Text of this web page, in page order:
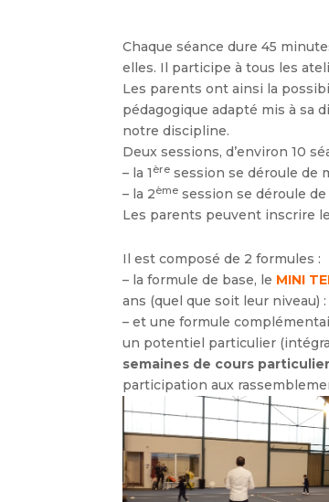
Chaque séance dure 45
elles. Il participe à tous les
Les parents ont ainsi la
pédagogique adapté mis à sa
notre discipline.
Deux sessions, d’environ 10
– la 1 ère session se déroule de
– la 2ème session se déroule
Les parents peuvent inscrire
Il est composé de 2 formules :
– la formule de base, le MINI
ans (quel que soit leur niveau) :
– et une formule
un potentiel particulier
semaines de cours
participation aux